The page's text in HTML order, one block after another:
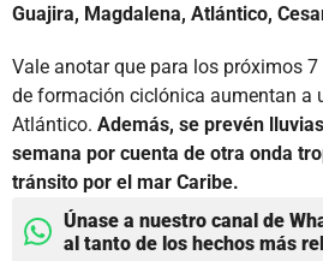
Guajira, Magdalena, Atlántico,
Vale anotar que para los próximos
de formación ciclónica aumentan a
Atlántico. Además, se prevén
semana por cuenta de otra onda
tránsito por el mar Caribe.
Únase a nuestro canal de
al tanto de los hechos más